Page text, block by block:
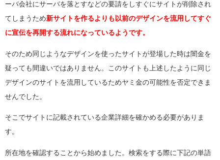
ーバ会社にサーバを落とすなどの要請をしすぐにサイトが削除され
てしまうため新サイトを作るよりも以前のデザインを流用してすぐ
に宣伝を再開する流れになっているようです。
そのため同じようなデザインを使ったサイトが登場した時は闇金を
疑っても間違いではありません。このサイトも上述したように同じ
デザインのサイトを流用しているためヤミ金の可能性を否定できま
せんでした。
そこでサイトに記載されている企業詳細を確かめる必要がありま
す。
所在地を確認することから始めました。検索をする際に下記の単語